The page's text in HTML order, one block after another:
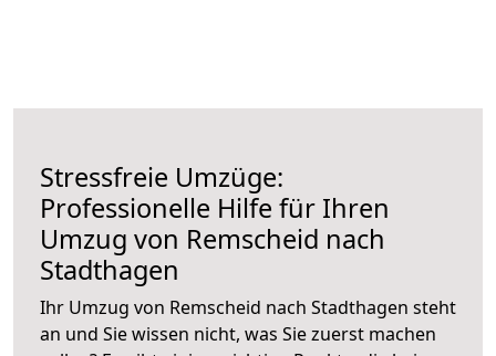
Stressfreie Umzüge:
Professionelle Hilfe für Ihren
Umzug von Remscheid nach
Stadthagen
Ihr Umzug von Remscheid nach Stadthagen steht
an und Sie wissen nicht, was Sie zuerst machen